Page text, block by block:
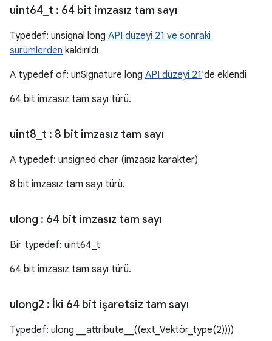
uint64 t : 64 bit imzasız tam sayı
Typedef: unsignal long API düzeyi 21 ve sonraki
sürümlerden kaldırıldı
A typedef of: unSignature long API düzeyi 21'de eklendi
64 bit imzasız tam sayı türü.
uint8 t : 8 bit imzasız tam sayı
A typedef: unsigned char (imzasız karakter)
8 bit imzasız tam sayı türü.
ulong : 64 bit imzasız tam sayı
Bir typedef: uint64_t
64 bit imzasız tam sayı türü.
ulong2 : İki 64 bit işaretsiz tam sayı
Typedef: ulong __attribute__((ext_Vektör_type(2))))